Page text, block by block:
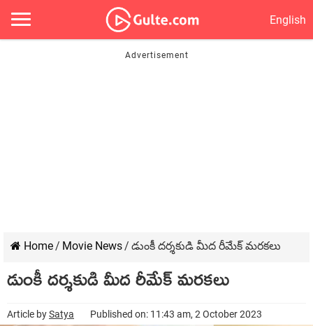
English
Home/ Movie News/ డుంకీ దర్శకుడి మీద రీమేక్ మరకలు
డుంకీ దర్శకుడి మీద రీమేక్ మరకలు
Article bySatya Published on: 11:43 am, 2 October 2023